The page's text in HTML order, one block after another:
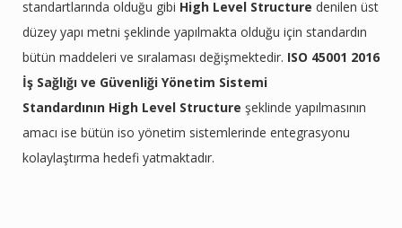
standartlarında olduğu gibi High Level Structure denilen üst
düzey yapı metni şeklinde yapılmakta olduğu için standardın
bütün maddeleri ve sıralaması değişmektedir. ISO 45001 2016
İş Sağlığı ve Güvenliği Yönetim Sistemi
Standardının High Level Structure şeklinde yapılmasının
amacı ise bütün iso yönetim sistemlerinde entegrasyonu
kolaylaştırma hedefi yatmaktadır.